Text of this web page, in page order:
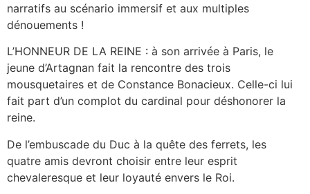
narratifs au scénario immersif et aux multiples
dénouements !
L’HONNEUR DE LA REINE : à son arrivée à Paris, le
jeune d’Artagnan fait la rencontre des trois
mousquetaires et de Constance Bonacieux. Celle-ci lui
fait part d’un complot du cardinal pour déshonorer la
reine.
De l’embuscade du Duc à la quête des ferrets, les
quatre amis devront choisir entre leur esprit
chevaleresque et leur loyauté envers le Roi.